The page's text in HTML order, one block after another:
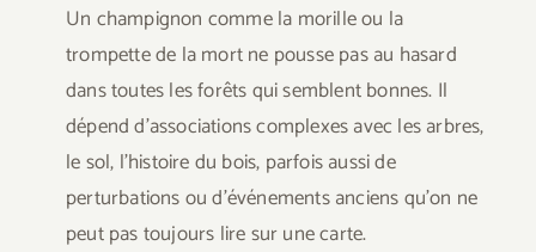
Un champignon comme la morille ou la
trompette de la mort ne pousse pas au hasard
dans toutes les forêts qui semblent bonnes. Il
dépend d’associations complexes avec les arbres,
le sol, l’histoire du bois, parfois aussi de
perturbations ou d’événements anciens qu’on ne
peut pas toujours lire sur une carte.